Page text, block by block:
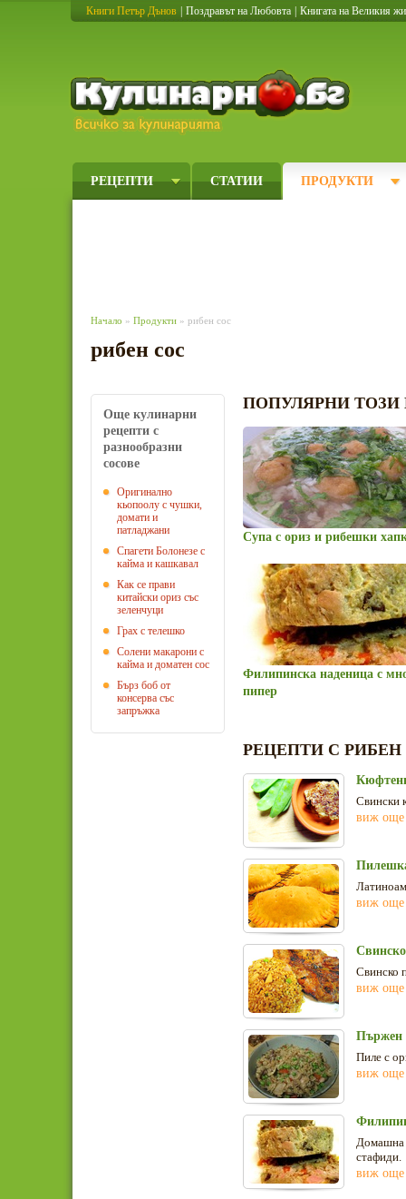
Книги Петър Дънов Поздравът на Любовта Книгата на Великия
РЕЦЕПТИ СТАТИИ ПРОДУКТИ
Начало » Продукти » рибен сос
рибен сос
Още кулинарни
рецепти с
разнообразни
сосове
Оригинално
кьопоолу с чушки,
домати и
патладжани
Спагети Болонезе с
кайма и кашкавал
Как се прави
китайски ориз със
зеленчуци
Грах с телешко
Солени макарони с
кайма и доматен сос
Бърз боб от
консерва със
запръжка
ПОПУЛЯРНИ ТОЗИ
Супа с ориз и рибешки
Филипинска наденица с
пипер
РЕЦЕПТИ С
Свински
виж още
виж още
Свинско
виж още
Пържен
Пиле с
виж още
Домашна
стафиди.
виж още